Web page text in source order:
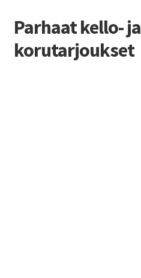
Siirry
navigointiin
Siirry
sisältöön
Parhaat kello- ja
korutarjoukset